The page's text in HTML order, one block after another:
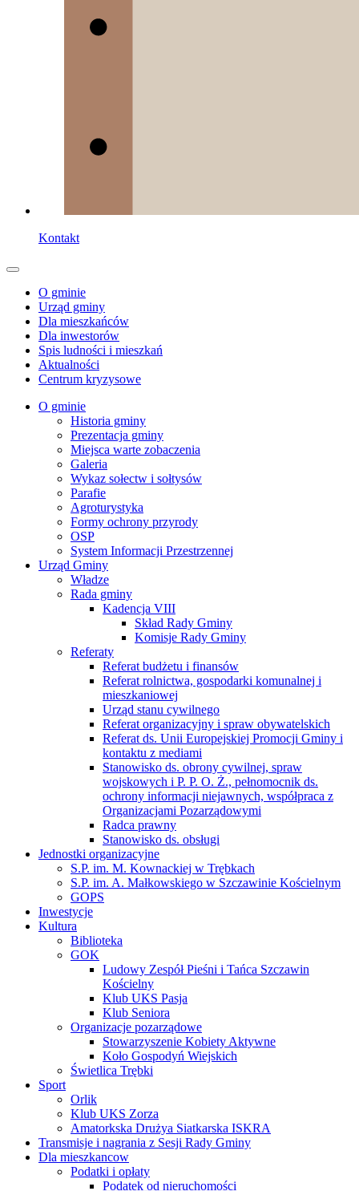
Kontakt
O gminie
Urząd gminy
Dla mieszkańców
Dla inwestorów
Spis ludności i mieszkań
Aktualności
Centrum kryzysowe
O gminie
Historia gminy
Prezentacja gminy
Miejsca warte zobaczenia
Galeria
Wykaz sołectw i sołtysów
Parafie
Agroturystyka
Formy ochrony przyrody
OSP
System Informacji Przestrzennej
Urząd Gminy
Władze
Rada gminy
Kadencja VIII
Skład Rady Gminy
Komisje Rady Gminy
Referaty
Referat budżetu i finansów
Referat rolnictwa, gospodarki komunalnej i
mieszkaniowej
Urząd stanu cywilnego
Referat organizacyjny i spraw obywatelskich
Referat ds. Unii Europejskiej Promocji Gminy i
kontaktu z mediami
Stanowisko ds. obrony cywilnej, spraw
wojskowych i P. P. O. Ż., pełnomocnik ds.
ochrony informacji niejawnych, współpraca z
Organizacjami Pozarządowymi
Radca prawny
Stanowisko ds. obsługi
Jednostki organizacyjne
S.P. im. M. Kownackiej w Trębkach
S.P. im. A. Małkowskiego w Szczawinie Kościelnym
GOPS
Inwestycje
Kultura
Biblioteka
GOK
Ludowy Zespół Pieśni i Tańca Szczawin
Kościelny
Klub UKS Pasja
Klub Seniora
Organizacje pozarządowe
Stowarzyszenie Kobiety Aktywne
Koło Gospodyń Wiejskich
Świetlica Trębki
Sport
Orlik
Klub UKS Zorza
Amatorkska Drużya Siatkarska ISKRA
Transmisje i nagrania z Sesji Rady Gminy
Dla mieszkancow
Podatki i opłaty
Podatek od nieruchomości